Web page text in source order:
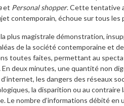
et Personal shopper. Cette tentative
contemporain, échoue sur tous les
plus magistrale démonstration,
de la société contemporaine et
toutes faites, permettant au
deux minutes, une quantité non
les dangers des réseaux
la disparition ou au
Le nombre d’informations débité